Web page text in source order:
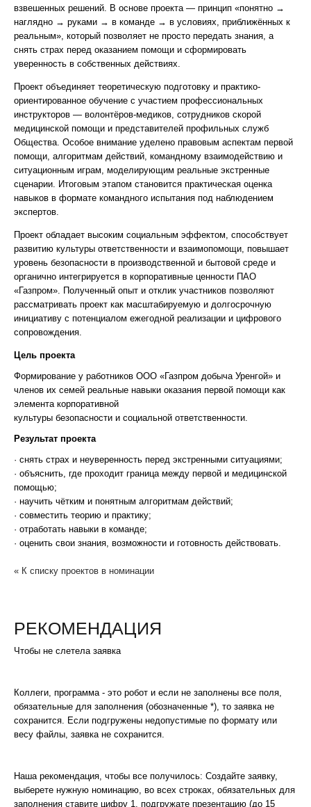
взвешенных решений. В основе проекта — принцип «понятно →
наглядно → руками → в команде → в условиях, приближённых к
реальным», который позволяет не просто передать знания, а
снять страх перед оказанием помощи и сформировать
уверенность в собственных действиях.
Проект объединяет теоретическую подготовку и практико-
ориентированное обучение с участием профессиональных
инструкторов — волонтёров-медиков, сотрудников скорой
медицинской помощи и представителей профильных служб
Общества. Особое внимание уделено правовым аспектам первой
помощи, алгоритмам действий, командному взаимодействию и
ситуационным играм, моделирующим реальные экстренные
сценарии. Итоговым этапом становится практическая оценка
навыков в формате командного испытания под наблюдением
экспертов.
Проект обладает высоким социальным эффектом, способствует
развитию культуры ответственности и взаимопомощи, повышает
уровень безопасности в производственной и бытовой среде и
органично интегрируется в корпоративные ценности ПАО
«Газпром». Полученный опыт и отклик участников позволяют
рассматривать проект как масштабируемую и долгосрочную
инициативу с потенциалом ежегодной реализации и цифрового
сопровождения.
Цель проекта
Формирование у работников ООО «Газпром добыча Уренгой» и
членов их семей реальные навыки оказания первой помощи как
элемента корпоративной
культуры безопасности и социальной ответственности.
Результат проекта
· снять страх и неуверенность перед экстренными ситуациями;
· объяснить, где проходит граница между первой и медицинской
помощью;
· научить чётким и понятным алгоритмам действий;
· совместить теорию и практику;
· отработать навыки в команде;
· оценить свои знания, возможности и готовность действовать.
« К списку проектов в номинации
РЕКОМЕНДАЦИЯ
Чтобы не слетела заявка
Коллеги, программа - это робот и если не заполнены все поля,
обязательные для заполнения (обозначенные *), то заявка не
сохранится. Если подгружены недопустимые по формату или
весу файлы, заявка не сохранится.
Наша рекомендация, чтобы все получилось: Создайте заявку,
выберете нужную номинацию, во всех строках, обязательных для
заполнения ставите цифру 1, подгружате презентацию (до 15